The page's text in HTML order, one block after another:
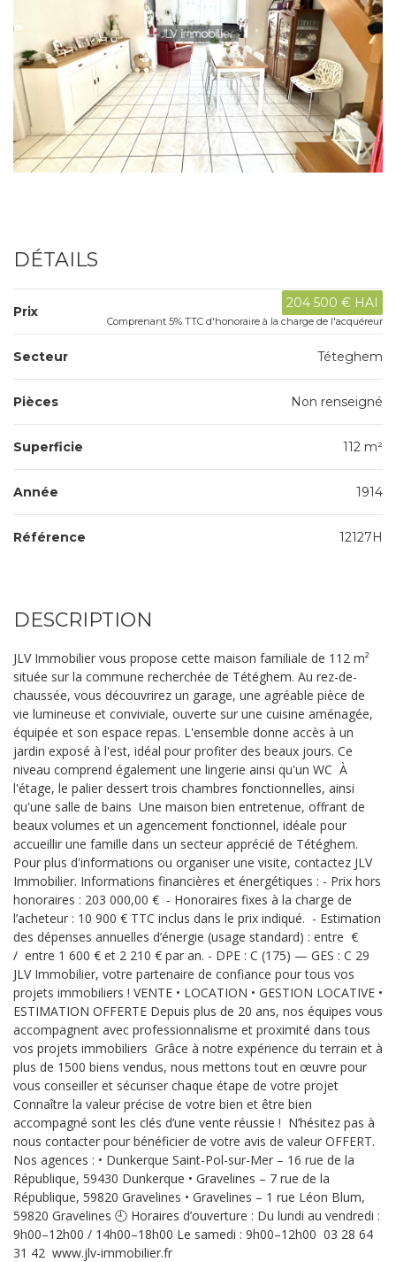
DÉTAILS
Prix
204 500 € HAI
Comprenant 5% TTC d'honoraire à la charge de l'acquéreur
Secteur Téteghem
Pièces Non renseigné
Superficie 112 m²
Année 1914
Référence 12127H
DESCRIPTION
JLV Immobilier vous propose cette maison familiale de 112 m²
située sur la commune recherchée de Tétéghem. Au rez-de-
chaussée, vous découvrirez un garage, une agréable pièce de
vie lumineuse et conviviale, ouverte sur une cuisine aménagée,
équipée et son espace repas. L'ensemble donne accès à un
jardin exposé à l'est, idéal pour profiter des beaux jours. Ce
niveau comprend également une lingerie ainsi qu'un WC À
l'étage, le palier dessert trois chambres fonctionnelles, ainsi
qu'une salle de bains Une maison bien entretenue, offrant de
beaux volumes et un agencement fonctionnel, idéale pour
accueillir une famille dans un secteur apprécié de Tétéghem.
Pour plus d'informations ou organiser une visite, contactez JLV
Immobilier. Informations financières et énergétiques : - Prix hors
honoraires : 203 000,00 € - Honoraires fixes à la charge de
l’acheteur : 10 900 € TTC inclus dans le prix indiqué. - Estimation
des dépenses annuelles d’énergie (usage standard) : entre €
/ entre 1 600 € et 2 210 € par an. - DPE : C (175) — GES : C 29
JLV Immobilier, votre partenaire de confiance pour tous vos
projets immobiliers ! VENTE • LOCATION • GESTION LOCATIVE •
ESTIMATION OFFERTE Depuis plus de 20 ans, nos équipes vous
accompagnent avec professionnalisme et proximité dans tous
vos projets immobiliers Grâce à notre expérience du terrain et à
plus de 1500 biens vendus, nous mettons tout en œuvre pour
vous conseiller et sécuriser chaque étape de votre projet
Connaître la valeur précise de votre bien et être bien
accompagné sont les clés d’une vente réussie ! N’hésitez pas à
nous contacter pour bénéficier de votre avis de valeur OFFERT.
Nos agences : • Dunkerque Saint-Pol-sur-Mer – 16 rue de la
République, 59430 Dunkerque • Gravelines – 7 rue de la
République, 59820 Gravelines • Gravelines – 1 rue Léon Blum,
59820 Gravelines 🕘 Horaires d’ouverture : Du lundi au vendredi :
9h00–12h00 / 14h00–18h00 Le samedi : 9h00–12h00 03 28 64
31 42 www.jlv-immobilier.fr